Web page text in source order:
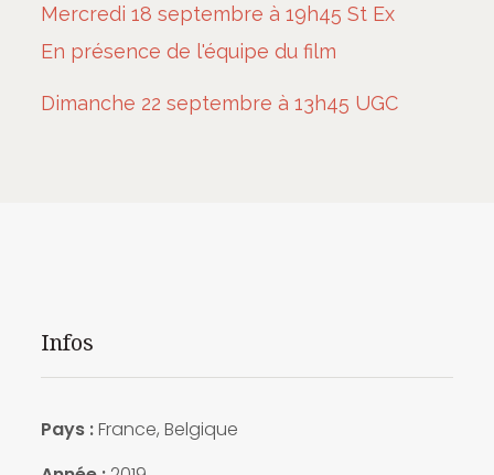
Mercredi 18 septembre à 19h45 St Ex
En présence de l'équipe du film
Dimanche 22 septembre à 13h45 UGC
Infos
Pays :France, Belgique